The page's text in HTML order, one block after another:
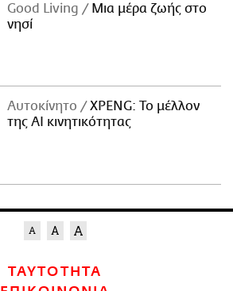
Good Living
Μια μέρα ζωής στο
νησί
Αυτοκίνητο
XPENG: Το μέλλον
της AI κινητικότητας
ΤΑΥΤΟΤΗΤΑ